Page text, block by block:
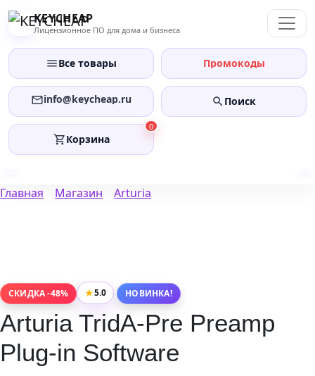
Перейти
KEYCHEAP
Лицензионное ПО для дома и бизнеса
Все товары Промокоды
info@keycheap.ru Поиск
0
Корзина
Главная Магазин Arturia
СКИДКА -48% ★5.0 НОВИНКА!
Arturia TridA-Pre Preamp
Plug-in Software